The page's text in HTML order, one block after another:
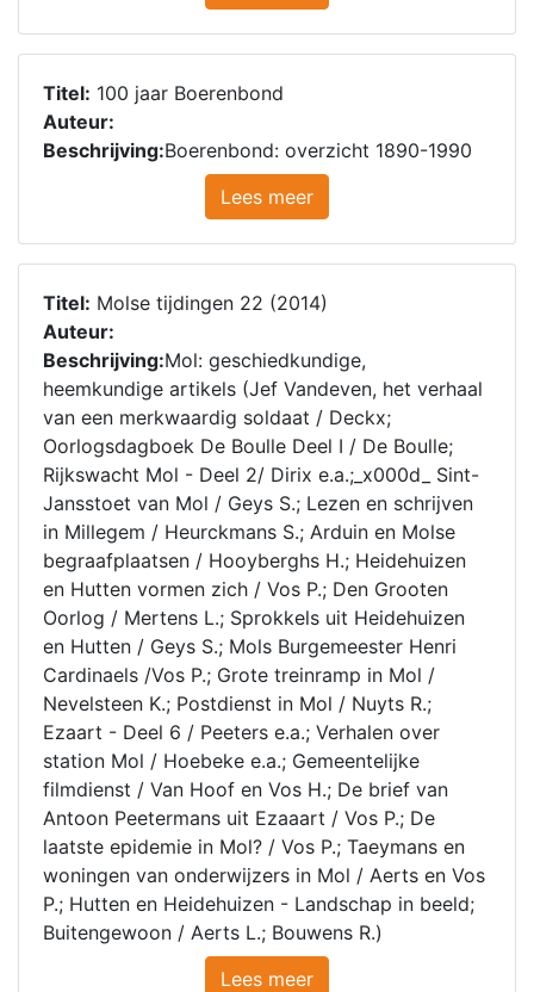
Titel: 100 jaar Boerenbond
Auteur:
Beschrijving:Boerenbond: overzicht 1890-1990
Lees meer
Titel: Molse tijdingen 22 (2014)
Auteur:
Beschrijving:Mol: geschiedkundige,
heemkundige artikels (Jef Vandeven, het verhaal
van een merkwaardig soldaat / Deckx;
Oorlogsdagboek De Boulle Deel I / De Boulle;
Rijkswacht Mol - Deel 2/ Dirix e.a.;_x000d_ Sint-
Jansstoet van Mol / Geys S.; Lezen en schrijven
in Millegem / Heurckmans S.; Arduin en Molse
begraafplaatsen / Hooyberghs H.; Heidehuizen
en Hutten vormen zich / Vos P.; Den Grooten
Oorlog / Mertens L.; Sprokkels uit Heidehuizen
en Hutten / Geys S.; Mols Burgemeester Henri
Cardinaels /Vos P.; Grote treinramp in Mol /
Nevelsteen K.; Postdienst in Mol / Nuyts R.;
Ezaart - Deel 6 / Peeters e.a.; Verhalen over
station Mol / Hoebeke e.a.; Gemeentelijke
filmdienst / Van Hoof en Vos H.; De brief van
Antoon Peetermans uit Ezaaart / Vos P.; De
laatste epidemie in Mol? / Vos P.; Taeymans en
woningen van onderwijzers in Mol / Aerts en Vos
P.; Hutten en Heidehuizen - Landschap in beeld;
Buitengewoon / Aerts L.; Bouwens R.)
Lees meer